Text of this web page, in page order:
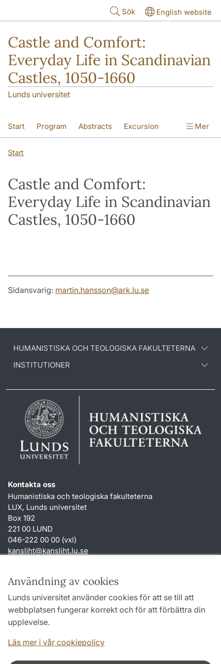
Användning av cookies
Lunds universitet använder cookies för att se till att
webbplatsen fungerar korrekt och för att förbättra din
upplevelse.
Läs mer i vår cookiepolicy
Sök English website
Castle and Comfort:
Everyday Life in Scandinavian
Castles, 1050-1660
Lunds universitet
Start Program Abstracts Excursion
Registration & Payment
Mer
Start
Castle and Comfort:
Everyday Life in Scandinavian
Castles, 1050-1660
Sidansvarig: martin.hansson@ark.lu.se
HUMANISTISKA OCH TEOLOGISKA FAKULTETERNA
INSTITUTIONER
Kontakta oss
Humanistiska och teologiska fakulteterna
LUX, Lunds universitet
Box 192
221 00 LUND
046-222 00 00 (vxl)
kansliht@kansliht.lu.se
Genvägar
Om webbplatsen och cookies
Behandling av personuppgifter
Tillgänglighetsredogörelse